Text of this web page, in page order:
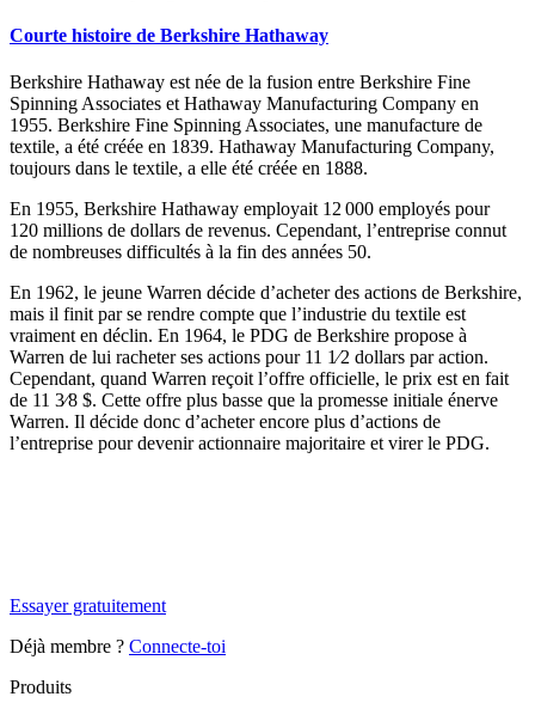
Courte histoire de Berkshire Hathaway
Berkshire Hathaway est née de la fusion entre Berkshire Fine
Spinning Associates et Hathaway Manufacturing Company en
1955. Berkshire Fine Spinning Associates, une manufacture de
textile, a été créée en 1839. Hathaway Manufacturing Company,
toujours dans le textile, a elle été créée en 1888.
En 1955, Berkshire Hathaway employait 12 000 employés pour
120 millions de dollars de revenus. Cependant, l’entreprise connut
de nombreuses difficultés à la fin des années 50.
En 1962, le jeune Warren décide d’acheter des actions de Berkshire,
mais il finit par se rendre compte que l’industrie du textile est
vraiment en déclin. En 1964, le PDG de Berkshire propose à
Warren de lui racheter ses actions pour 11 1⁄2 dollars par action.
Cependant, quand Warren reçoit l’offre officielle, le prix est en fait
de 11 3⁄8 $. Cette offre plus basse que la promesse initiale énerve
Warren. Il décide donc d’acheter encore plus d’actions de
l’entreprise pour devenir actionnaire majoritaire et virer le PDG.
Essayer gratuitement
Déjà membre ? Connecte-toi
Produits